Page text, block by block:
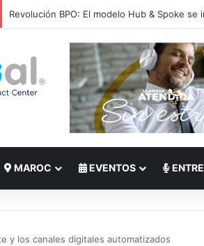
El reto del Nearshoring: Crisis de talento
MAROC EVENTOS
y los canales digitales automatizados